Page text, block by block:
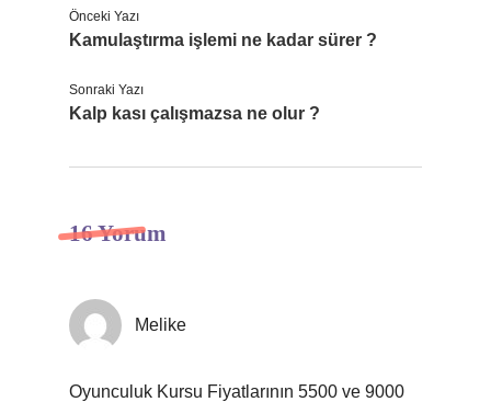
Önceki Yazı
Kamulaştırma işlemi ne kadar sürer ?
Sonraki Yazı
Kalp kası çalışmazsa ne olur ?
16 Yorum
Melike
Oyunculuk Kursu Fiyatlarının 5500 ve 9000